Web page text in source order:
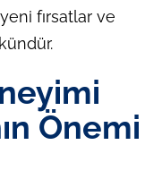
fırsatlar ve
Önemi